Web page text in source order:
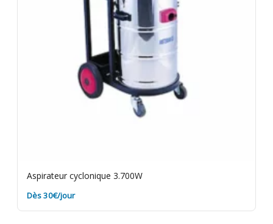
Aspirateur cyclonique 3.700W
Dès 30€/jour